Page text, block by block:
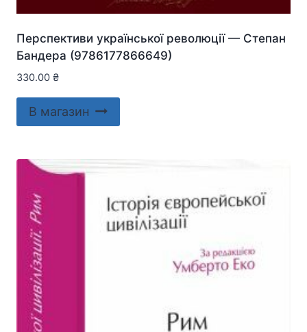
Перспективи української революції — Степан
Бандера (9786177866649)
330.00 ₴
В магазин